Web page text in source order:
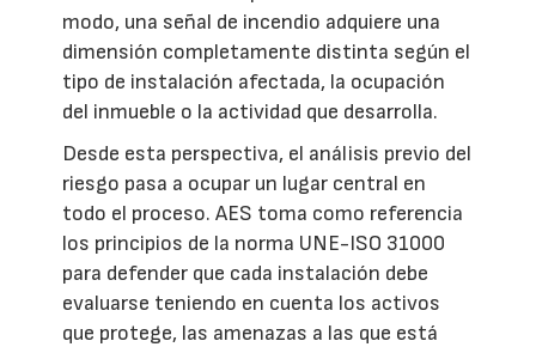
modo, una señal de incendio adquiere una
dimensión completamente distinta según el
tipo de instalación afectada, la ocupación
del inmueble o la actividad que desarrolla.
Desde esta perspectiva, el análisis previo del
riesgo pasa a ocupar un lugar central en
todo el proceso. AES toma como referencia
los principios de la norma UNE-ISO 31000
para defender que cada instalación debe
evaluarse teniendo en cuenta los activos
que protege, las amenazas a las que está